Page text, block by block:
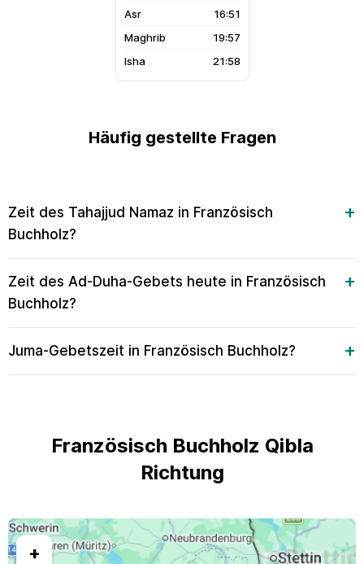
16:51
19:57
21:58
Häufig gestellte Fragen
Zeit des Tahajjud Namaz in Französisch
Buchholz?
Zeit des Ad-Duha-Gebets heute in Französisch
Buchholz?
Juma-Gebetszeit in Französisch Buchholz?
Französisch Buchholz Qibla
Richtung
+